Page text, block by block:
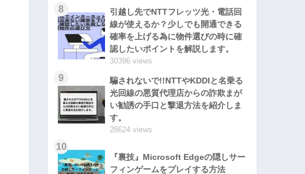
8
引越し先でNTTフレッツ光・電話回
線が使えるか？少しでも開通できる
確率を上げる為に物件選びの時に確
認したいポイントを解説します。
30396 views
9
騙されないで!!NTTやKDDIと名乗る
光回線の悪質代理店からの詐欺まが
い勧誘の手口と撃退方法を紹介しま
す。
28624 views
10
『裏技』Microsoft Edgeの隠しサー
フィンゲームをプレイする方法